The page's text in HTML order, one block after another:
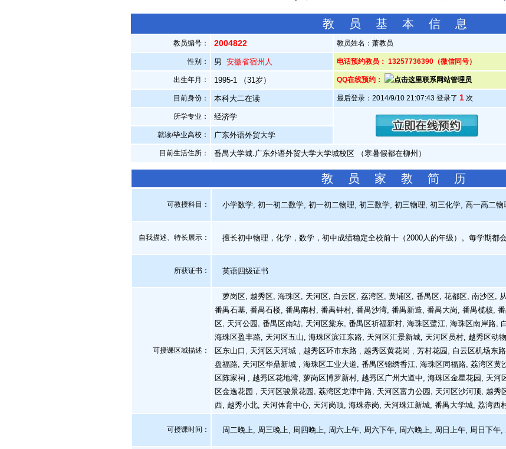
教 员 基 本 信 息
教员编号： 2004822 教员姓名：萧教员
性别： 男 安徽省宿州人 电话预约教员： 13257736390（微信同号）
出生年月： 1995-1 （31岁） QQ在线预约：
目前身份： 本科大二在读 最后登录：2014/9/10 21:07:43 登录了 1次
所学专业： 经济学
就读/毕业高校： 广东外语外贸大学
目前生活住所： 番禺大学城.广东外语外贸大学大学城校区 （寒暑假都在柳州）
教 员 家 教 简 历
可教授科目： 小学数学, 初一初二数学, 初一初二物理, 初三数学, 初三物理, 初三化学, 高一高二物
自我描述、特长展示 ： 擅长初中物理，化学，数学，初中成绩稳定全校前十（2000人的年级）。每学期都
所获证书 ： 英语四级证书
可授课区域描述：
萝岗区, 越秀区, 海珠区, 天河区, 白云区, 荔湾区, 黄埔区, 番禺区, 花都区, 南沙区,
番禺石基, 番禺石楼, 番禺南村, 番禺钟村, 番禺沙湾, 番禺新造, 番禺大岗, 番禺榄核,
区, 天河公园, 番禺区南站, 天河区棠东, 番禺区祈福新村, 海珠区鹭江, 海珠区南岸路,
海珠区盈丰路, 天河区五山, 海珠区滨江东路, 天河区汇景新城, 天河区员村, 越秀区动
区东山口, 天河区天河城 , 越秀区环市东路 , 越秀区黄花岗 , 芳村花园, 白云区机场东
盘福路, 天河区华鼎新城 , 海珠区工业大道, 番禺区锦绣香江, 海珠区同福路, 荔湾区
区陈家祠 , 越秀区花地湾, 萝岗区博罗新村, 越秀区广州大道中, 海珠区金星花园, 天
区金逸花园 , 天河区骏景花园, 荔湾区龙津中路, 天河区富力公园, 天河区沙河顶, 越
西, 越秀小北, 天河体育中心, 天河岗顶, 海珠赤岗, 天河珠江新城, 番禺大学城, 荔湾西
可授课时间： 周二晚上, 周三晚上, 周四晚上, 周六上午, 周六下午, 周六晚上, 周日上午, 周日下午,